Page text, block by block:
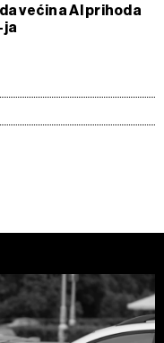
većina AI prihoda
ja